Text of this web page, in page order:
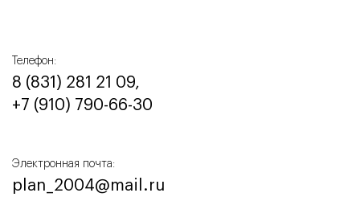
Телефон:
8 (831) 281 21 09,
+7 (910) 790-66-30‬
Электронная почта:
plan_2004@mail.ru